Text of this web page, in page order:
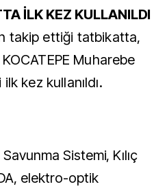
İLK KEZ KULLANILDI
takip ettiği tatbikatta,
Muharebe
kez kullanıldı.
Sistemi, Kılıç
elektro-optik